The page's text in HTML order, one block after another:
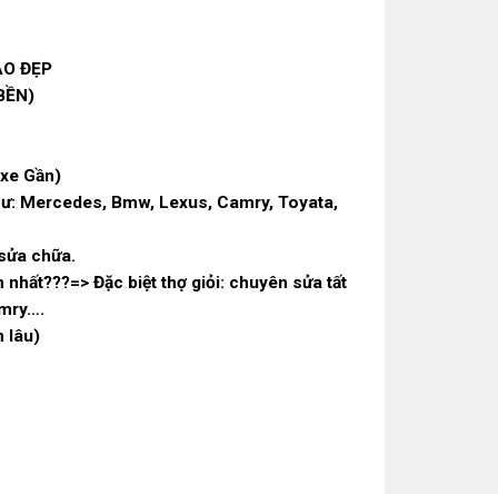
ĐẸP
Gần)
Mercedes, Bmw, Lexus, Camry, Toyata,
chữa.
nhất???=> Đặc biệt thợ giỏi: chuyên sửa tất
lâu)